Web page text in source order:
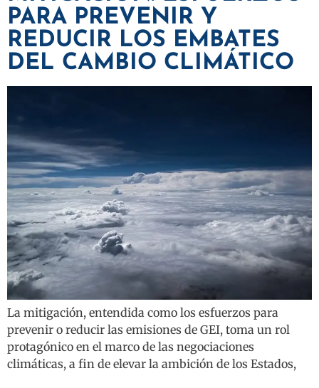
PARA PREVENIR Y
REDUCIR LOS EMBATES
DEL CAMBIO CLIMÁTICO
La mitigación, entendida como los esfuerzos para
prevenir o reducir las emisiones de GEI, toma un rol
protagónico en el marco de las negociaciones
climáticas, a fin de elevar la ambición de los Estados,